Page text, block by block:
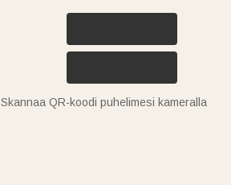
Skannaa QR-koodi puhelimesi kameralla